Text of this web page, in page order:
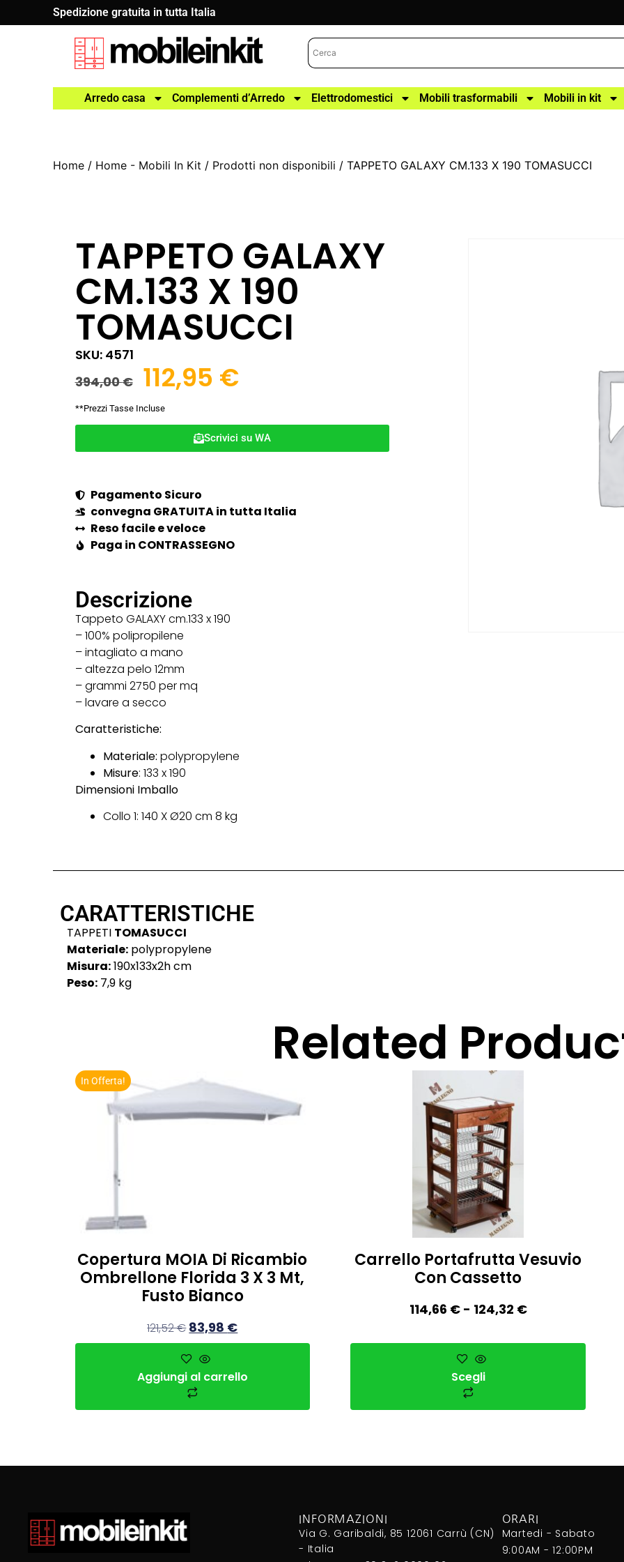
Spedizione gratuita in tutta Italia
Arredo casa Complementi d’Arredo Elettrodomestici Mobili trasformabili Mobili in kit
Home / Home - Mobili In Kit / Prodotti non disponibili / TAPPETO GALAXY CM.133 X 190 TOMASUCCI
TAPPETO GALAXY
CM.133 X 190
TOMASUCCI
SKU: 4571
394,00€ 112,95 €
**Prezzi Tasse Incluse
Scrivici su WA
Pagamento Sicuro
convegna GRATUITA in tutta Italia
Reso facile e veloce
Paga in CONTRASSEGNO
Descrizione
Tappeto GALAXY cm.133 x 190
– 100% polipropilene
– intagliato a mano
– altezza pelo 12mm
– grammi 2750 per mq
– lavare a secco
Caratteristiche:
Materiale: polypropylene
Misure: 133 x 190
Dimensioni Imballo
Collo 1: 140 X Ø20 cm 8 kg
CARATTERISTICHE
TAPPETI TOMASUCCI
Materiale: polypropylene
Misura:190x133x2h cm
Peso: 7,9 kg
Related
In Offerta!
Copertura MOIA Di Ricambio
Ombrellone Florida 3 X 3 Mt,
Fusto Bianco
121,52€ 83,98 €
Aggiungi al carrello
Carrello Portafrutta Vesuvio
Con Cassetto
114,66 € - 124,32 €
Scegli
INFORMAZIONI
Via G. Garibaldi, 85 12061 Carrù (CN)
- Italia
ORARI
Martedi - Sabato
9:00AM - 12:00PM